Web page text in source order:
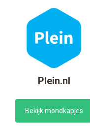
Plein.nl
Bekijk mondkapjes